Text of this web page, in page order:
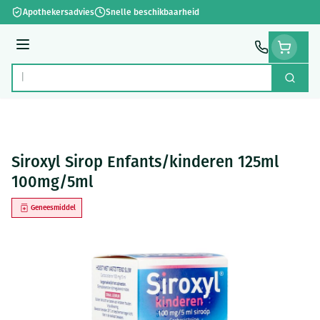
Ga naar de inhoud
Apothekersadvies Snelle beschikbaarheid
Menu
Product, merk, categorie... Zoek
Siroxyl Sirop Enfants/kinderen 125ml
100mg/5ml
Geneesmiddel